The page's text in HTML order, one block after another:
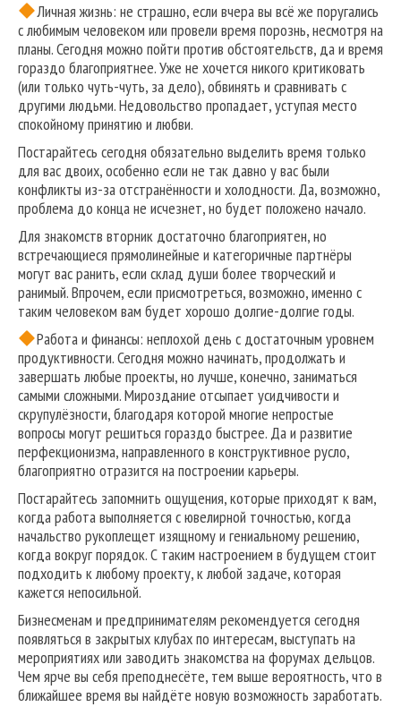
Личная жизнь: не страшно, если вчера вы всё же поругались
с любимым человеком или провели время порознь, несмотря на
планы. Сегодня можно пойти против обстоятельств, да и время
гораздо благоприятнее. Уже не хочется никого критиковать
(или только чуть-чуть, за дело), обвинять и сравнивать с
другими людьми. Недовольство пропадает, уступая место
спокойному принятию и любви.
Постарайтесь сегодня обязательно выделить время только
для вас двоих, особенно если не так давно у вас были
конфликты из-за отстранённости и холодности. Да, возможно,
проблема до конца не исчезнет, но будет положено начало.
Для знакомств вторник достаточно благоприятен, но
встречающиеся прямолинейные и категоричные партнёры
могут вас ранить, если склад души более творческий и
ранимый. Впрочем, если присмотреться, возможно, именно с
таким человеком вам будет хорошо долгие-долгие годы.
Работа и финансы: неплохой день с достаточным уровнем
продуктивности. Сегодня можно начинать, продолжать и
завершать любые проекты, но лучше, конечно, заниматься
самыми сложными. Мироздание отсыпает усидчивости и
скрупулёзности, благодаря которой многие непростые
вопросы могут решиться гораздо быстрее. Да и развитие
перфекционизма, направленного в конструктивное русло,
благоприятно отразится на построении карьеры.
Постарайтесь запомнить ощущения, которые приходят к вам,
когда работа выполняется с ювелирной точностью, когда
начальство рукоплещет изящному и гениальному решению,
когда вокруг порядок. С таким настроением в будущем стоит
подходить к любому проекту, к любой задаче, которая
кажется непосильной.
Бизнесменам и предпринимателям рекомендуется сегодня
появляться в закрытых клубах по интересам, выступать на
мероприятиях или заводить знакомства на форумах дельцов.
Чем ярче вы себя преподнесёте, тем выше вероятность, что в
ближайшее время вы найдёте новую возможность заработать.